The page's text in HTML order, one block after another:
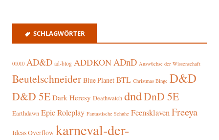
SCHLAGWÖRTER
01010 AD&D ad-blog ADDKONADnD Auswüchse der Wissenschaft
Beutelschneider Blue Planet BTL Christmas Binge D&D
D&D 5E Dark Heresy Deathwatch dndDnD 5E
Earthdawn Epic Roleplay Fantastische Schuhe FeensklavenFreeya
Ideas Overflow karneval-der-